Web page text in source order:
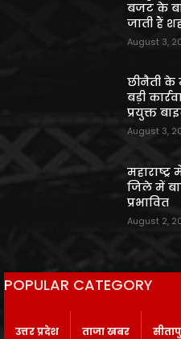
बजट के
जाती हैं
August 3,
छीनैती
बड़ी
प्रयुक्त
August 3,
महाराष्ट्र
जिले में
प्रभावित
August 2,
POPULAR CATEGORY
उत्तर प्रदेश ताजा खबर